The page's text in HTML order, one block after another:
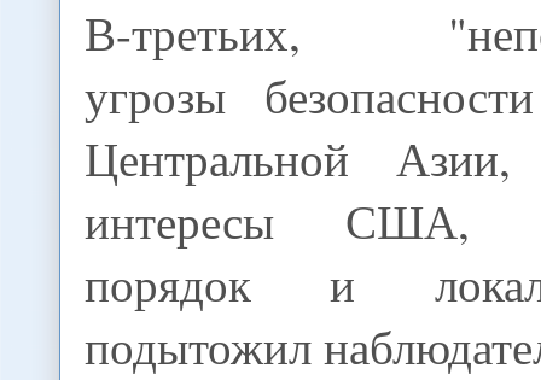
В-третьих,
угрозы
Центральной
интересы США,
порядок и
подытожил